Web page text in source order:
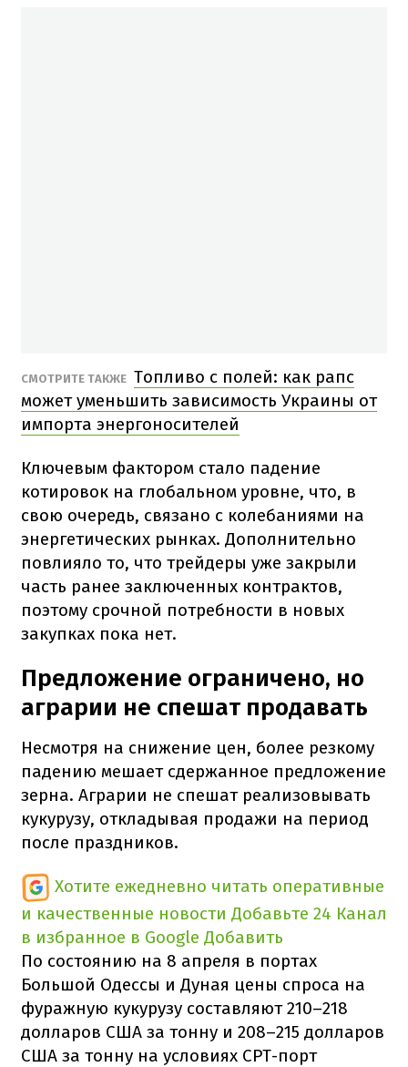
СМОТРИТЕ ТАКЖЕ Топливо с полей: как рапс
может уменьшить зависимость Украины от
импорта энергоносителей
Ключевым фактором стало падение
котировок на глобальном уровне, что, в
свою очередь, связано с колебаниями на
энергетических рынках. Дополнительно
повлияло то, что трейдеры уже закрыли
часть ранее заключенных контрактов,
поэтому срочной потребности в новых
закупках пока нет.
Предложение ограничено, но
аграрии не спешат продавать
Несмотря на снижение цен, более резкому
падению мешает сдержанное предложение
зерна. Аграрии не спешат реализовывать
кукурузу, откладывая продажи на период
после праздников.
Хотите ежедневно читать оперативные
и качественные новости Добавьте 24 Канал
в избранное в Google Добавить
По состоянию на 8 апреля в портах
Большой Одессы и Дуная цены спроса на
фуражную кукурузу составляют 210–218
долларов США за тонну и 208–215 долларов
США за тонну на условиях CPT-порт